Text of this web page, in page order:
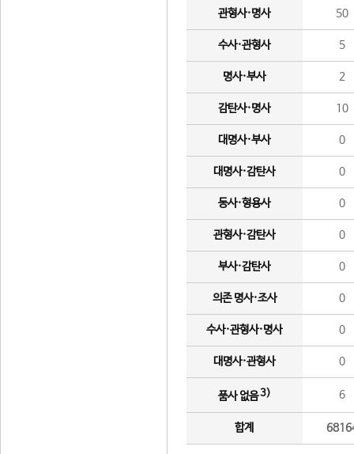
관형사·명사 50
수사·관형사 5
명사·부사 2
감탄사·명사 10
대명사·부사 0
대명사·감탄사 0
동사·형용사 0
관형사·감탄사 0
부사·감탄사 0
의존 명사·조사 0
수사·관형사·명사 0
대명사·관형사 0
품사 없음3) 6
합계